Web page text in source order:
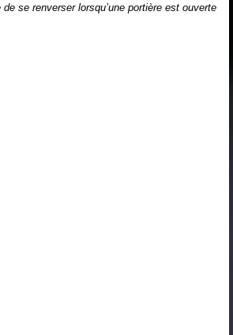
se renverser lorsqu’une portière est ouverte